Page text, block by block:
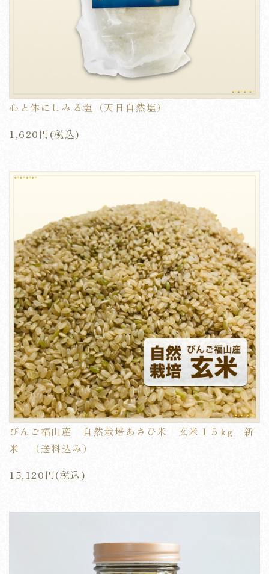
心と体にしみる塩（天日自然塩）
1,620円(税込)
びんご福山産 自然栽培あさひ米 玄米１５kg 新
米 （送料込み）
15,120円(税込)